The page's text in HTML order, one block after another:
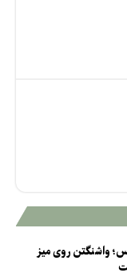
واشنگتن روی میز